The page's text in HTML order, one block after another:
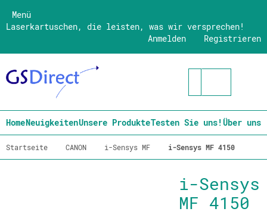
Menü
Laserkartuschen, die leisten, was wir versprechen!
Registrieren
Anmelden
HomeNeuigkeitenUnsere ProdukteTesten Sie uns!Über uns
Startseite CANON i-Sensys MF i-Sensys MF 4150
i-Sensys
MF 4150